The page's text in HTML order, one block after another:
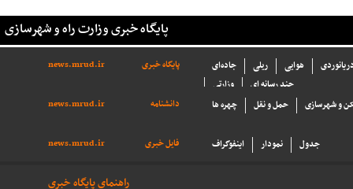
پایگاه خبری وزارت راه و شهرسازی
پایگاه خبری news.mrud.ir جاده‌ای ریلی هوایی
وزارتی
چند رسانه ای
دانشنامه
news.mrud.ir چهره ها حمل و نقل و شهرسازی
فایل خبری news.mrud.ir اینفوگراف نمودار جدول
راهنمای پایگاه خبری